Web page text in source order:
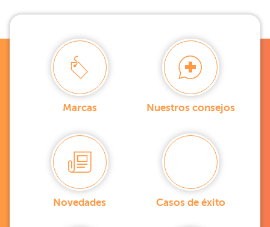
Marcas Nuestros consejos
Novedades Casos de éxito